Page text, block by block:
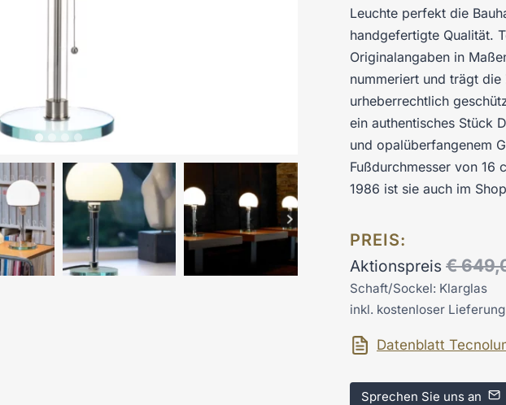
Leuchte perfekt die
handgefertigte Qualität.
Originalangaben in
nummeriert und trägt die
urheberrechtlich
ein authentisches Stück
und opalüberfangenem
Fußdurchmesser von 16
1986 ist sie auch im
PREIS:
Aktionspreis €
Schaft/Sockel: Klarglas
inkl. kostenloser
Datenblatt
Sprechen Sie uns an